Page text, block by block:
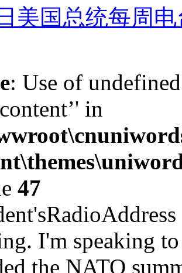
美国总统每周
: Use of
in
47
I'm speaking
the NATO